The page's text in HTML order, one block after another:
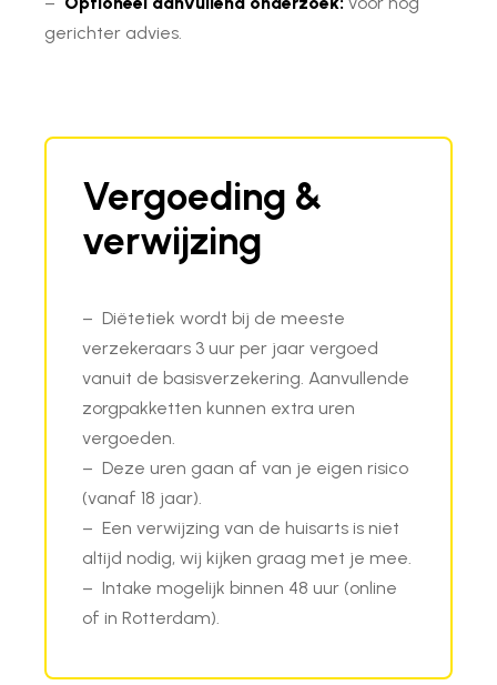
gerichter advies.
Vergoeding &
verwijzing
– Diëtetiek wordt bij de meeste
verzekeraars 3 uur per jaar vergoed
vanuit de basisverzekering. Aanvullende
zorgpakketten kunnen extra uren
vergoeden.
– Deze uren gaan af van je eigen risico
(vanaf 18 jaar).
– Een verwijzing van de huisarts is niet
altijd nodig, wij kijken graag met je mee.
– Intake mogelijk binnen 48 uur (online
of in Rotterdam).